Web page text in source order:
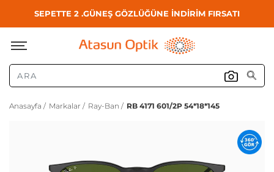
SEPETTE 2 .GÜNEŞ GÖZLÜĞÜNE İNDİRİM FIRSATI
Anasayfa / Markalar / Ray-Ban / RB 4171 601/2P 54*18*145